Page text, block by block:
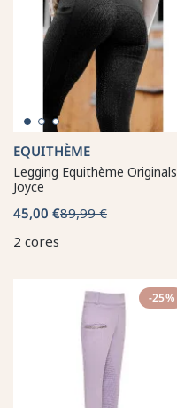
EQUITHÈME
Legging Equithème Originals
Joyce
45,00 €89,99 €
2 cores
-25%